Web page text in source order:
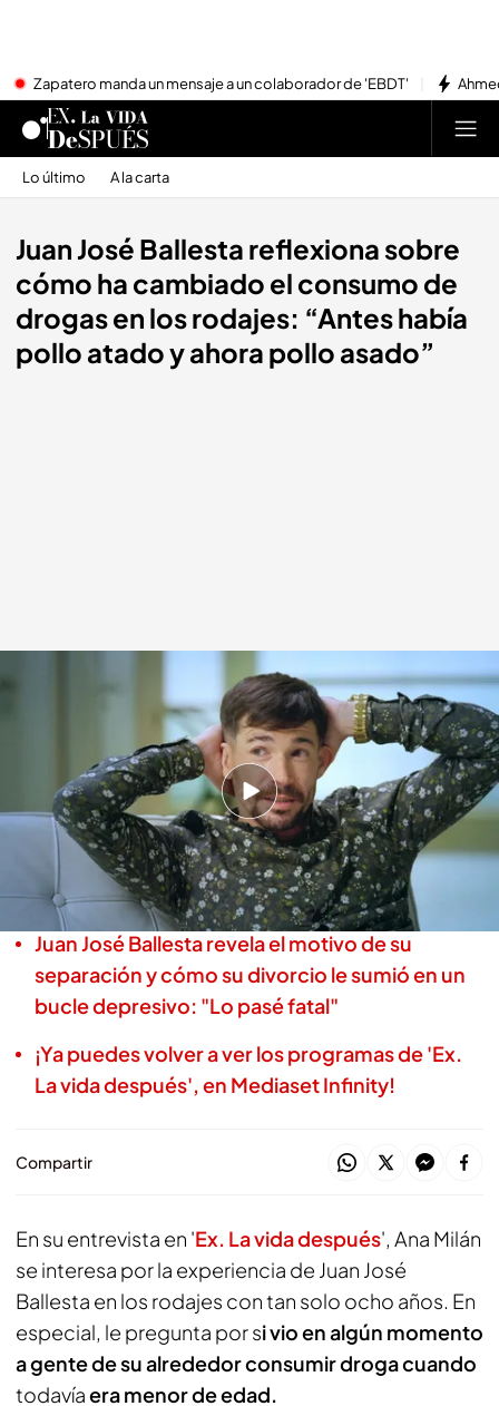
Zapatero manda un mensaje a un colaborador de 'EBDT'
Lo último A la carta
Juan José Ballesta reflexiona sobre
cómo ha cambiado el consumo de
drogas en los rodajes: “Antes había
pollo atado y ahora pollo asado”
Juan José Ballesta bromea sobre el consumo de drogas en los rodajes
La vida después'
Alba de la Orden
Madrid, 26 MAR 2026 - 00:25h.
Juan José Ballesta empezó a rodar películas
muy joven y ha presenciado cómo la droga
estaba a la orden del día
Juan José Ballesta revela el motivo de su
separación y cómo su divorcio le sumió en un
bucle depresivo: "Lo pasé fatal"
¡Ya puedes volver a ver los programas de 'Ex.
La vida después', en Mediaset Infinity!
Compartir
En su entrevista en 'Ex. La vida después', Ana Milán
se interesa por la experiencia de Juan José
Ballesta en los rodajes con tan solo ocho años. En
especial, le pregunta por si vio en algún momento
a gente de su alrededor consumir droga cuando
todavíaera menor de edad.